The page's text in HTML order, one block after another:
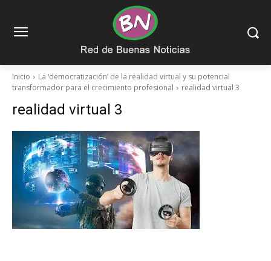
Inicio
La ‘democratización’ de la realidad virtual y su potencial
transformador para el crecimiento profesional
realidad virtual 3
realidad virtual 3